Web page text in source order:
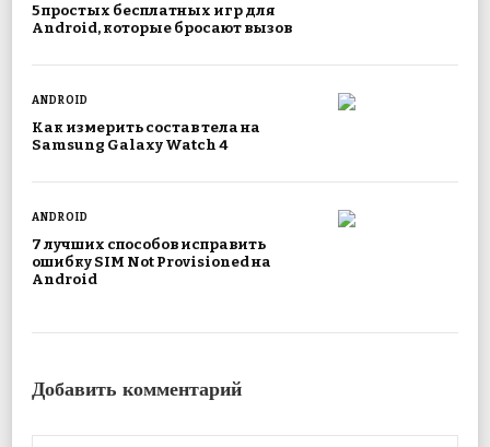
5 простых бесплатных игр для
Android, которые бросают вызов
ANDROID
Как измерить состав тела на
Samsung Galaxy Watch 4
ANDROID
7 лучших способов исправить
ошибку SIM Not Provisioned на
Android
Добавить комментарий